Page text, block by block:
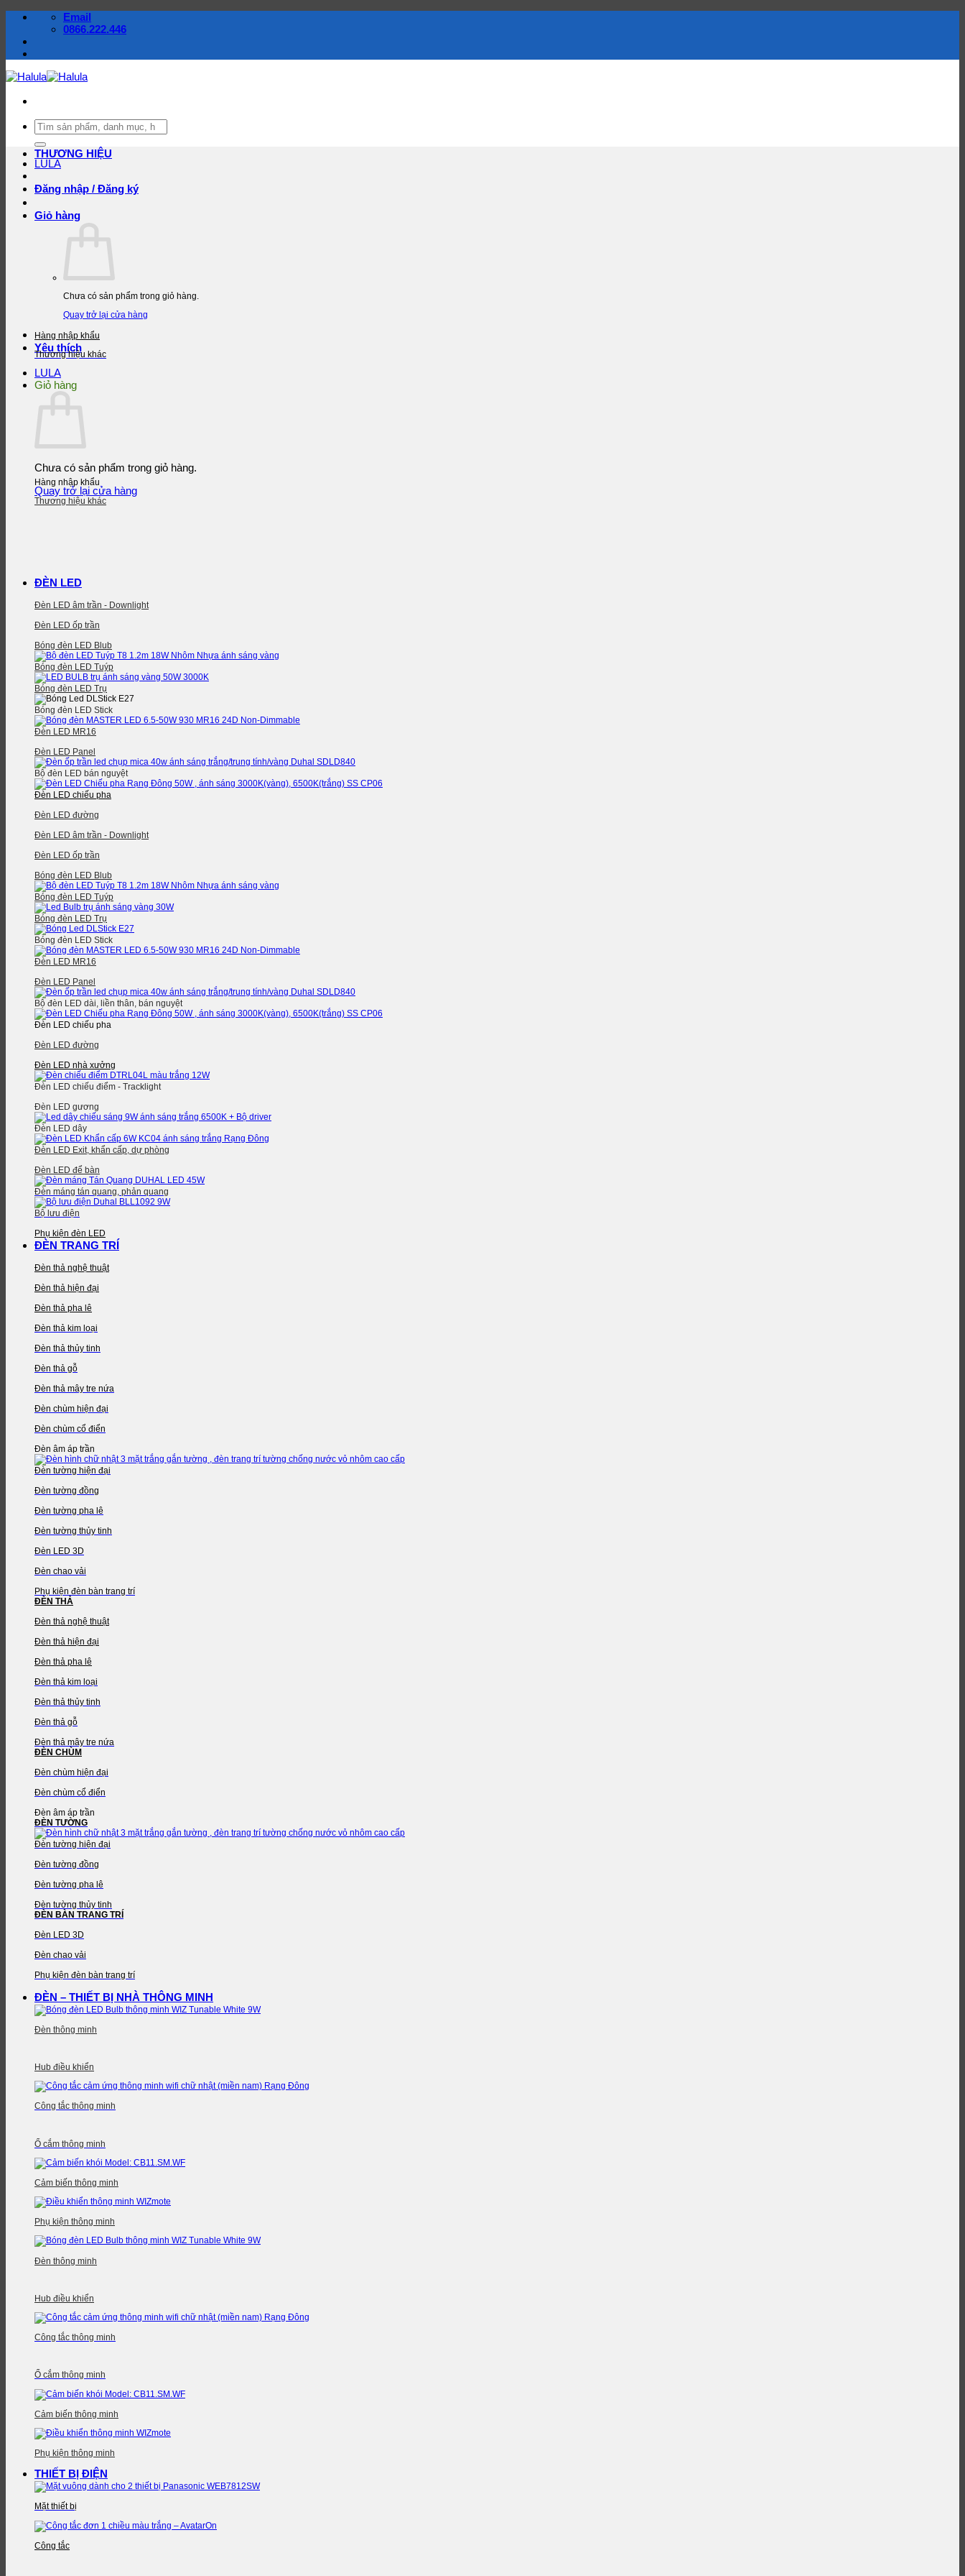
dung
Email
0866.222.446
Tìm
kiếm:
LULA
Đăng nhập / Đăng ký
Giỏ hàng
Chưa có sản phẩm trong giỏ hàng.
Quay trở lại cửa hàng
Yêu thích
LULA
Giỏ hàng
Chưa có sản phẩm trong giỏ hàng.
Quay trở lại cửa hàng
THƯƠNG HIỆU
Hàng nhập khẩu
Thương hiệu khác
Hàng nhập khẩu
Thương hiệu khác
ĐÈN LED
Đèn LED âm trần - Downlight
Đèn LED ốp trần
Bóng đèn LED Blub
Bóng đèn LED Tuýp
Bóng đèn LED Trụ
Bóng đèn LED Stick
Đèn LED MR16
Đèn LED Panel
Bộ đèn LED bán nguyệt
Đèn LED chiếu pha
Đèn LED đường
Đèn LED âm trần - Downlight
Đèn LED ốp trần
Bóng đèn LED Blub
Bóng đèn LED Tuýp
Bóng đèn LED Trụ
Bóng đèn LED Stick
Đèn LED MR16
Đèn LED Panel
Bộ đèn LED dài, liền thân, bán nguyệt
Đèn LED chiếu pha
Đèn LED đường
Đèn LED nhà xưởng
Đèn LED chiếu điểm - Tracklight
Đèn LED gương
Đèn LED dây
Đèn LED Exit, khẩn cấp, dự phòng
Đèn LED để bàn
Đèn máng tán quang, phản quang
Bộ lưu điện
Phụ kiện đèn LED
ĐÈN TRANG TRÍ
Đèn thả nghệ thuật
Đèn thả hiện đại
Đèn thả pha lê
Đèn thả kim loại
Đèn thả thủy tinh
Đèn thả gỗ
Đèn thả mây tre nứa
Đèn chùm hiện đại
Đèn chùm cổ điển
Đèn âm áp trần
Đèn tường hiện đại
Đèn tường đồng
Đèn tường pha lê
Đèn tường thủy tinh
Đèn LED 3D
Đèn chao vải
Phụ kiện đèn bàn trang trí
ĐÈN THẢ
Đèn thả nghệ thuật
Đèn thả hiện đại
Đèn thả pha lê
Đèn thả kim loại
Đèn thả thủy tinh
Đèn thả gỗ
Đèn thả mây tre nứa
ĐÈN CHÙM
Đèn chùm hiện đại
Đèn chùm cổ điển
Đèn âm áp trần
ĐÈN TƯỜNG
Đèn tường hiện đại
Đèn tường đồng
Đèn tường pha lê
Đèn tường thủy tinh
ĐÈN BÀN TRANG TRÍ
Đèn LED 3D
Đèn chao vải
Phụ kiện đèn bàn trang trí
ĐÈN – THIẾT BỊ NHÀ THÔNG MINH
Đèn thông minh
Hub điều khiển
Công tắc thông minh
Ổ cắm thông minh
Cảm biến thông minh
Phụ kiện thông minh
Đèn thông minh
Hub điều khiển
Công tắc thông minh
Ổ cắm thông minh
Cảm biến thông minh
Phụ kiện thông minh
THIẾT BỊ ĐIỆN
Mặt thiết bị
Công tắc